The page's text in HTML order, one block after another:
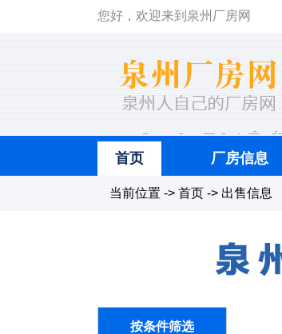
您好，欢迎来到泉州厂房网
首页 厂房信息
当前位置 -> 首页 -> 出售信息
按条件筛选